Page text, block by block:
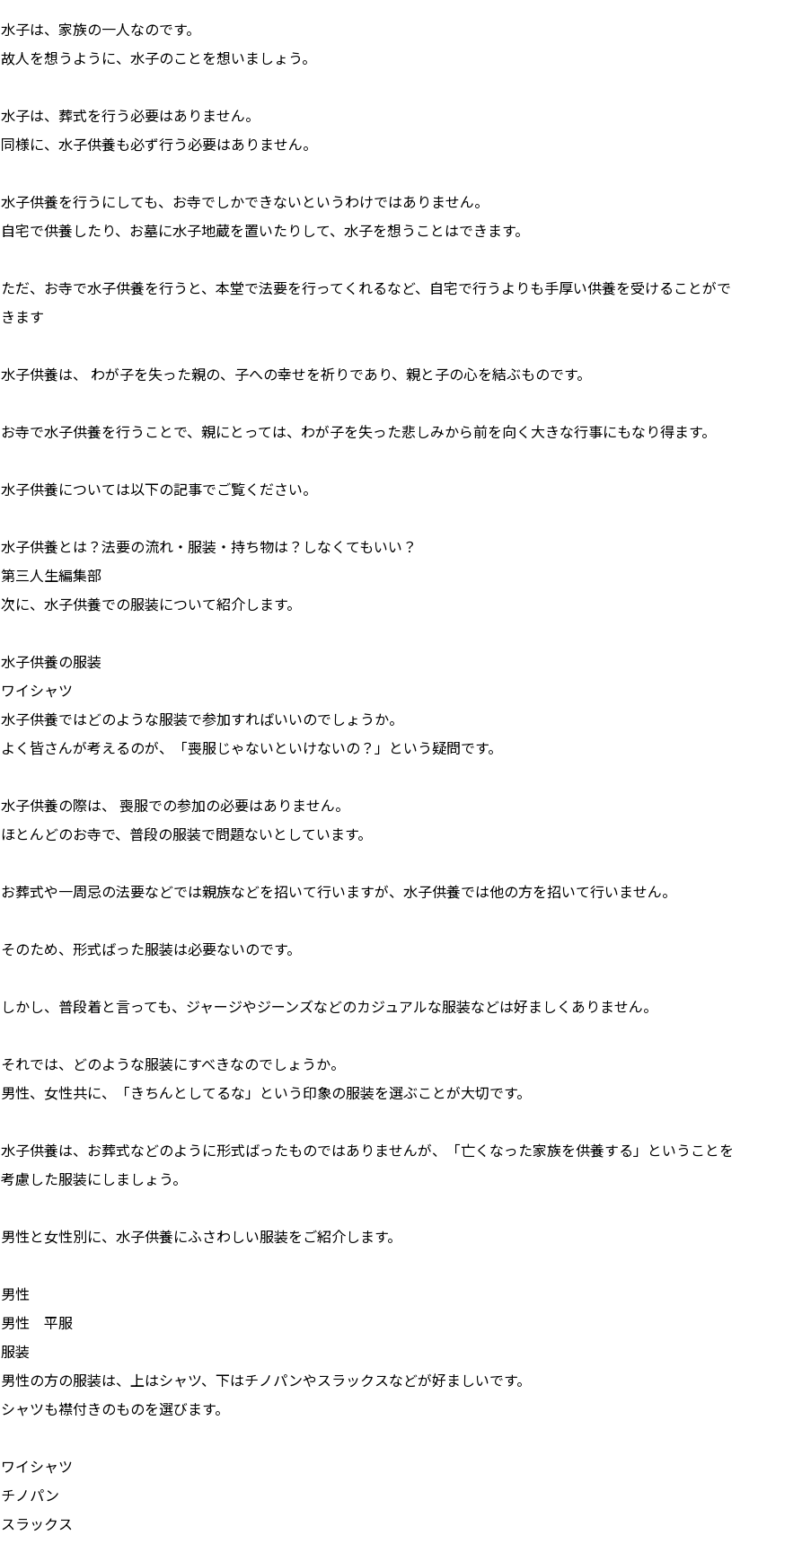
水子は、家族の一人なのです。
故人を想うように、水子のことを想いましょう。
水子は、葬式を行う必要はありません。
同様に、水子供養も必ず行う必要はありません。
水子供養を行うにしても、お寺でしかできないというわけではありません。
自宅で供養したり、お墓に水子地蔵を置いたりして、水子を想うことはできます。
ただ、お寺で水子供養を行うと、本堂で法要を行ってくれるなど、自宅で行うよりも手厚い供養を受けることがで
きます
水子供養は、 わが子を失った親の、子への幸せを祈りであり、親と子の心を結ぶものです。
お寺で水子供養を行うことで、親にとっては、わが子を失った悲しみから前を向く大きな行事にもなり得ます。
水子供養については以下の記事でご覧ください。
水子供養とは？法要の流れ・服装・持ち物は？しなくてもいい？
第三人生編集部
次に、水子供養での服装について紹介します。
水子供養の服装
ワイシャツ
水子供養ではどのような服装で参加すればいいのでしょうか。
よく皆さんが考えるのが、「喪服じゃないといけないの？」という疑問です。
水子供養の際は、 喪服での参加の必要はありません。
ほとんどのお寺で、普段の服装で問題ないとしています。
お葬式や一周忌の法要などでは親族などを招いて行いますが、水子供養では他の方を招いて行いません。
そのため、形式ばった服装は必要ないのです。
しかし、普段着と言っても、ジャージやジーンズなどのカジュアルな服装などは好ましくありません。
それでは、どのような服装にすべきなのでしょうか。
男性、女性共に、「きちんとしてるな」という印象の服装を選ぶことが大切です。
水子供養は、お葬式などのように形式ばったものではありませんが、「亡くなった家族を供養する」ということを
考慮した服装にしましょう。
男性と女性別に、水子供養にふさわしい服装をご紹介します。
男性
男性 平服
服装
男性の方の服装は、上はシャツ、下はチノパンやスラックスなどが好ましいです。
シャツも襟付きのものを選びます。
ワイシャツ
チノパン
スラックス